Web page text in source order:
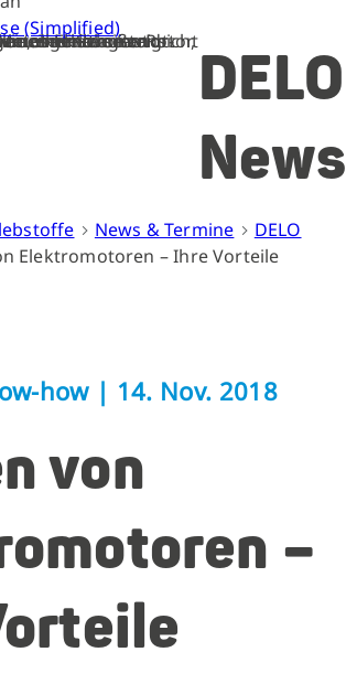
(Simplified)
DELO
News
News & Termine
DELO
Elektromotoren – Ihre Vorteile
how | 14. Nov. 2018
von
–